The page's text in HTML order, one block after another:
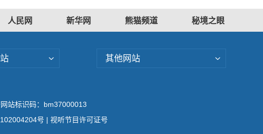
人民网 新华网 熊猫频道 秘境之眼
其他网站
站标识码：bm37000013
号 | 视听节目许可证号